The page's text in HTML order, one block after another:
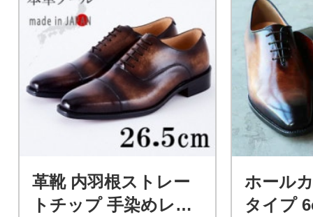
革靴 内羽根ストレー
トチップ 手染めレザ
ホール
タイプ